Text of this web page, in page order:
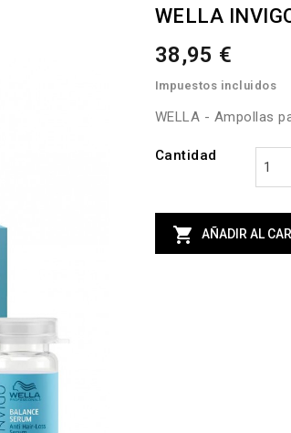
WELLA
38,95 €
Impuestos incluidos
WELLA - Ampollas
Cantidad
 AÑADIR AL